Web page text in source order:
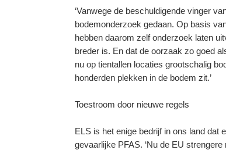
‘Vanwege de beschuldigende vinger
bodemonderzoek gedaan. Op basis
hebben daarom zelf onderzoek laten
breder is. En dat de oorzaak zo goed
nu op tientallen locaties grootschalig
honderden plekken in de bodem zit.’
Toestroom door nieuwe regels
ELS is het enige bedrijf in ons land dat
gevaarlijke PFAS. ‘Nu de EU